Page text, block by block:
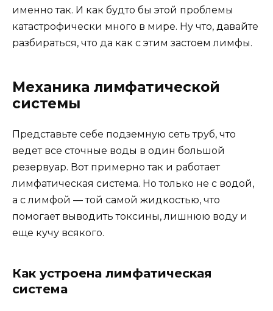
именно так. И как будто бы этой проблемы
катастрофически много в мире. Ну что, давайте
разбираться, что да как с этим застоем лимфы.
Механика лимфатической
системы
Представьте себе подземную сеть труб, что
ведет все сточные воды в один большой
резервуар. Вот примерно так и работает
лимфатическая система. Но только не с водой,
а с лимфой — той самой жидкостью, что
помогает выводить токсины, лишнюю воду и
еще кучу всякого.
Как устроена лимфатическая
система